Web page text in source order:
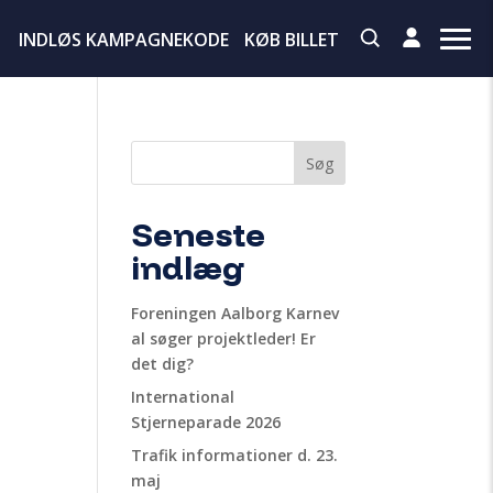
INDLØS KAMPAGNEKODE KØB BILLET
Søg
Seneste
indlæg
Foreningen Aalborg Karnev
al søger projektleder! Er
det dig?
International
Stjerneparade 2026
Trafik informationer d. 23.
maj